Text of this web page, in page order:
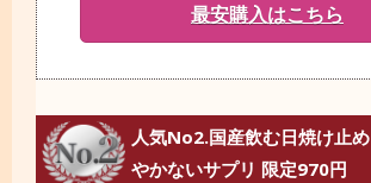
最安購入はこちら
人気No2.国産飲む日焼け止め
やかないサプリ 限定970円